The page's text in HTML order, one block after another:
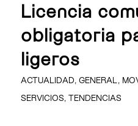
Licencia
obligatoria
ligeros
ACTUALIDAD, GENERAL ,
SERVICIOS, TENDENCIAS